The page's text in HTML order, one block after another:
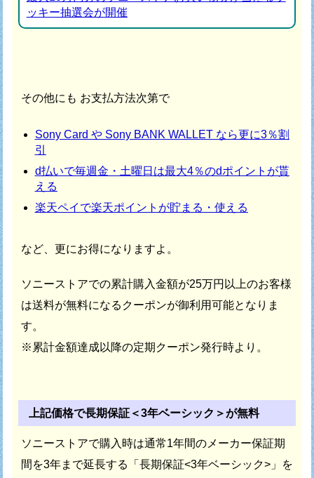
ッキー抽選会が開催
その他にも お支払方法次第で
Sony Card や Sony BANK WALLET なら更に3％割
引
d払いで毎週金・土曜日は最大4％のdポイントが貰
える
楽天ペイで楽天ポイントが貯まる・使える
など、更にお得になりますよ。
ソニーストアでの累計購入金額が25万円以上のお客様
は送料が無料になるクーポンが御利用可能となりま
す。
※累計金額達成以降の定期クーポン発行時より。
上記価格で長期保証＜3年ベーシック＞が無料
ソニーストアで購入時は通常1年間のメーカー保証期
間を3年まで延長する「長期保証<3年ベーシック>」を